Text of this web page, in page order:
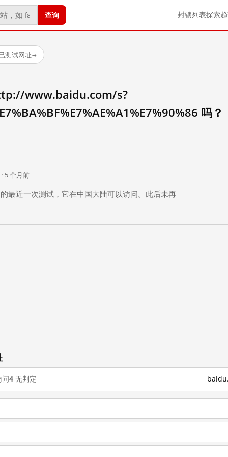
查询 封锁列表探索
测试网址→
www.baidu.com/s?
吗？
5 个月前
最近一次测试，它在中国大陆可以访问。此后未再
问4 无判定